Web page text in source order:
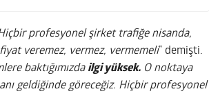
profesyonel şirket trafiğe nisanda,
veremez, vermez, vermemeli” demişti.
baktığımızda ilgi yüksek. O noktaya
geldiğinde göreceğiz. Hiçbir profesyonel